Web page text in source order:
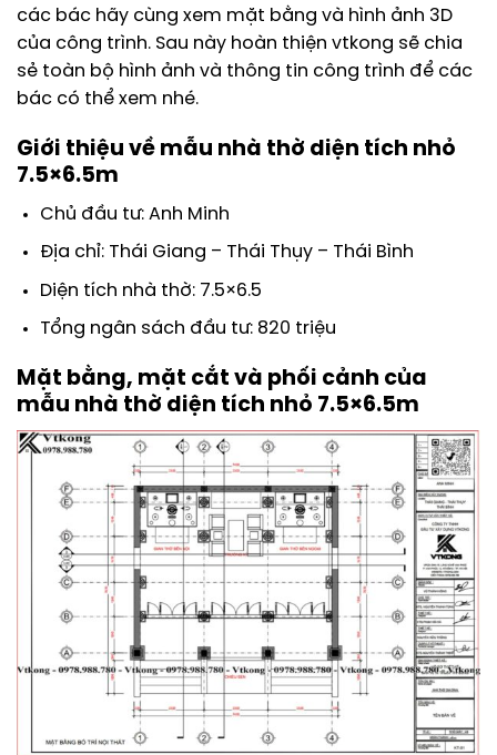
các bác hãy cùng xem mặt bằng và hình ảnh 3D
của công trình. Sau này hoàn thiện vtkong sẽ chia
sẻ toàn bộ hình ảnh và thông tin công trình để các
bác có thể xem nhé.
Giới thiệu về mẫu nhà thờ diện tích nhỏ
7.5×6.5m
Chủ đầu tư: Anh Minh
Địa chỉ: Thái Giang – Thái Thụy – Thái Bình
Diện tích nhà thờ: 7.5×6.5
Tổng ngân sách đầu tư: 820 triệu
Mặt bằng, mặt cắt và phối cảnh của
mẫu nhà thờ diện tích nhỏ 7.5×6.5m